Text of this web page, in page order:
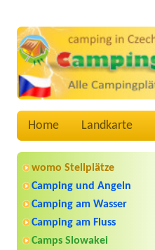
Home Landkarte
womo Stellplätze
Camping und Angeln
Camping am Wasser
Camping am Fluss
Camps Slowakei